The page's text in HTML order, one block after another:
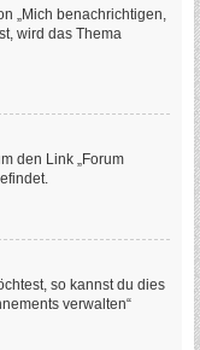
„Mich benachrichtigen,
wird das Thema
den Link „Forum
so kannst du dies
verwalten“